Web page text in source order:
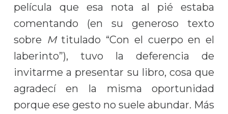
película que esa nota al pié estaba
comentando (en su generoso texto
sobre Mtitulado “Con el cuerpo en el
laberinto”), tuvo la deferencia de
invitarme a presentar su libro, cosa que
agradecí en la misma oportunidad
porque ese gesto no suele abundar. Más